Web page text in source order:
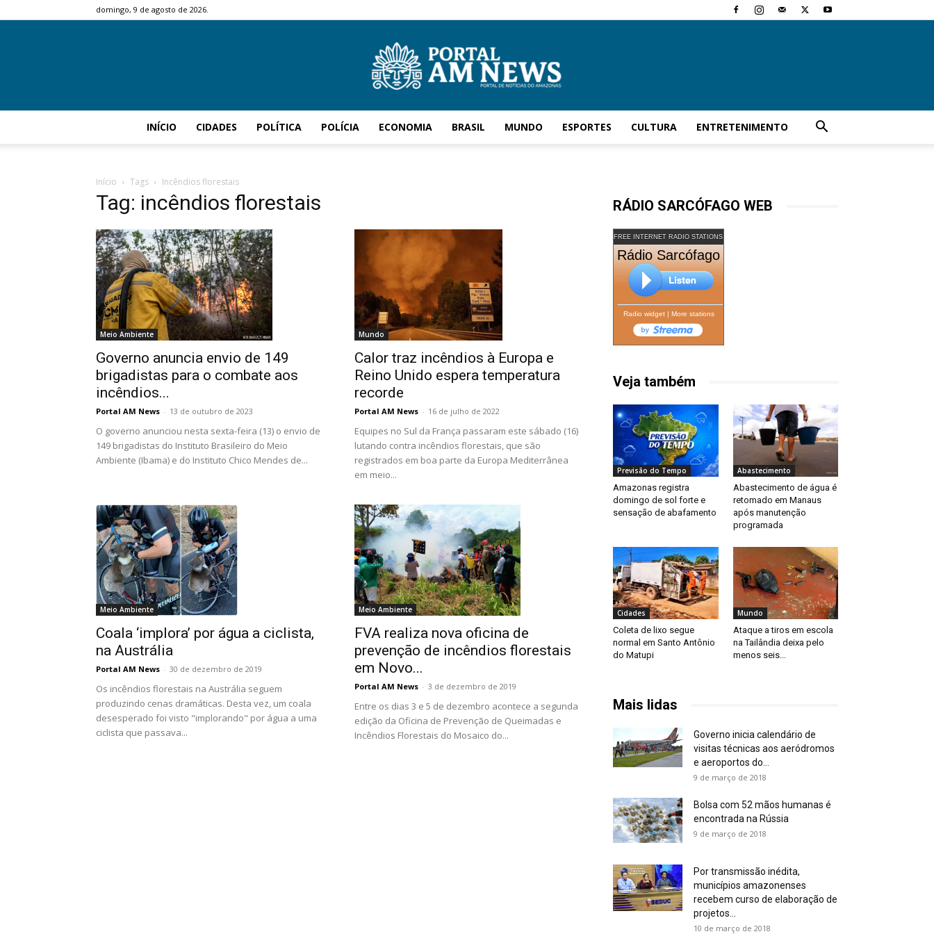
domingo, 9 de agosto de 2026.
INÍCIO CIDADES POLÍTICA POLÍCIA ECONOMIA BRASIL MUNDO ESPORTES CULTURA ENTRETENIMENTO
Início Tags Incêndios florestais
Tag: incêndios florestais
Meio Ambiente
Governo anuncia envio de 149
brigadistas para o combate aos
incêndios...
Portal AM News - 13 de outubro de 2023
O governo anunciou nesta sexta-feira (13) o envio de
149 brigadistas do Instituto Brasileiro do Meio
Ambiente (Ibama) e do Instituto Chico Mendes de...
Mundo
Calor traz incêndios à Europa e
Reino Unido espera temperatura
recorde
Portal AM News - 16 de julho de 2022
Equipes no Sul da França passaram este sábado (16)
lutando contra incêndios florestais, que são
registrados em boa parte da Europa Mediterrânea
em meio...
Meio Ambiente
Coala ‘implora’ por água a ciclista,
na Austrália
Portal AM News - 30 de dezembro de 2019
Os incêndios florestais na Austrália seguem
produzindo cenas dramáticas. Desta vez, um coala
desesperado foi visto "implorando" por água a uma
ciclista que passava...
Meio Ambiente
FVA realiza nova oficina de
prevenção de incêndios florestais
em Novo...
Portal AM News - 3 de dezembro de 2019
Entre os dias 3 e 5 de dezembro acontece a segunda
edição da Oficina de Prevenção de Queimadas e
Incêndios Florestais do Mosaico do...
RÁDIO SARCÓFAGO WEB
FREE INTERNET RADIO STATIONS
Rádio Sarcófago
Radio widget| More stations
Veja também
Previsão do Tempo
Amazonas registra
domingo de sol forte e
sensação de abafamento
Abastecimento
Abastecimento de água é
retomado em Manaus
após manutenção
programada
Cidades
Coleta de lixo segue
normal em Santo Antônio
do Matupi
Mundo
Ataque a tiros em escola
na Tailândia deixa pelo
menos seis...
Mais lidas
Governo inicia calendário de
visitas técnicas aos aeródromos
e aeroportos do...
9 de março de 2018
Bolsa com 52 mãos humanas é
encontrada na Rússia
9 de março de 2018
Por transmissão inédita,
municípios amazonenses
recebem curso de elaboração de
projetos...
10 de março de 2018